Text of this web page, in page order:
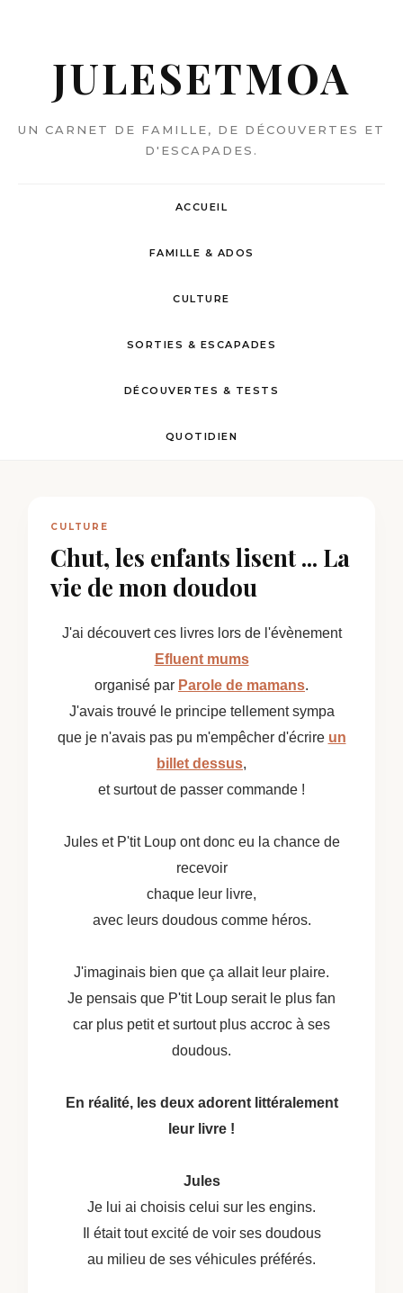
JULESETMOA
UN CARNET DE FAMILLE, DE DÉCOUVERTES ET
D'ESCAPADES.
ACCUEIL
FAMILLE & ADOS
CULTURE
SORTIES & ESCAPADES
DÉCOUVERTES & TESTS
QUOTIDIEN
CULTURE
Chut, les enfants lisent ... La
vie de mon doudou
J'ai découvert ces livres lors de l'évènement
Efluent mums
organisé par Parole de mamans.
J'avais trouvé le principe tellement sympa
que je n'avais pas pu m'empêcher d'écrire un
billet dessus,
et surtout de passer commande !
Jules et P'tit Loup ont donc eu la chance de
recevoir
chaque leur livre,
avec leurs doudous comme héros.
J'imaginais bien que ça allait leur plaire.
Je pensais que P'tit Loup serait le plus fan
car plus petit et surtout plus accroc à ses
doudous.
En réalité, les deux adorent littéralement
leur livre !
Jules
Je lui ai choisis celui sur les engins.
Il était tout excité de voir ses doudous
au milieu de ses véhicules préférés.